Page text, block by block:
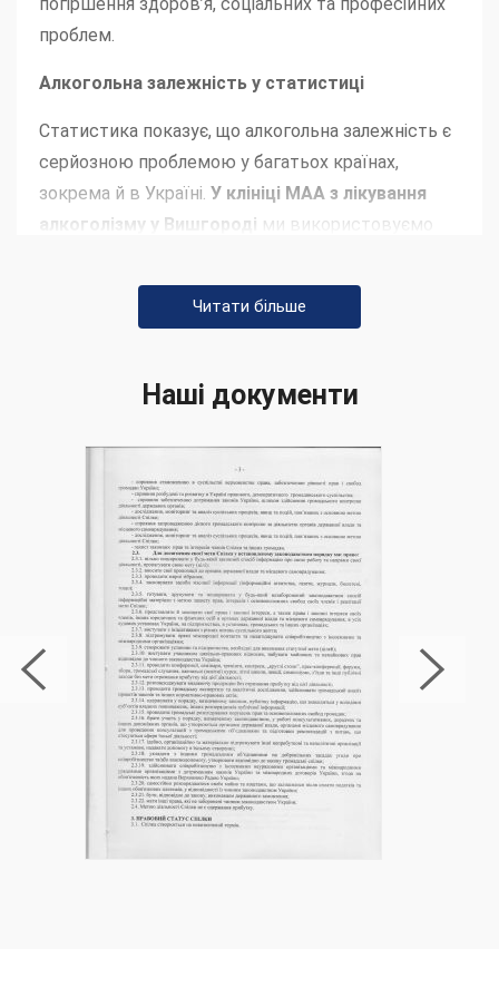
проблем.
Алкогольна залежність у статистиці
Статистика показує, що алкогольна залежність є
серйозною проблемою у багатьох країнах,
зокрема й в Україні. У клініці МАА з лікування
алкоголізму у Вишгороді ми використовуємо
Чи можливе лікування алкоголіка без його
Лікування алкоголіка без його згоди може бути
неефективним та етично неприйнятним. У клініці
МАА ми вважаємо, що важливо отримати згоду
та активну участь пацієнта у процесі лікування.
Метод інтервенції або як переконати
лікуватися
Метод інтервенції включає організацію зустрічі,
на якій близькі пацієнта висловлюють свою
турботу і пропонують допомогу. У клініці МАА ми
надаємо консультації та підтримку для
проведення таких зустрічей.
Правильний підхід та етапи лікування від
Лікування від алкоголізму в клініці МАА у
Читати більше
Наші документи